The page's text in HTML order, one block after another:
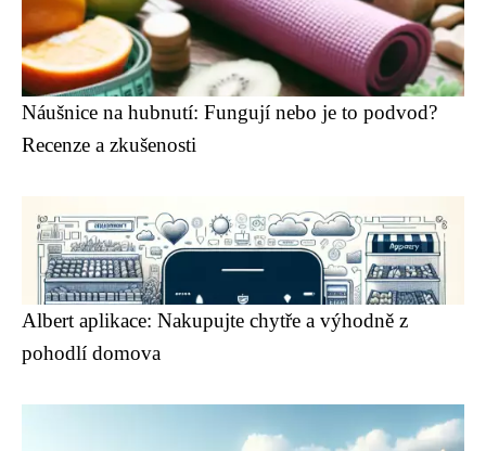
Náušnice na hubnutí: Fungují nebo je to podvod?
Recenze a zkušenosti
Albert aplikace: Nakupujte chytře a výhodně z
pohodlí domova